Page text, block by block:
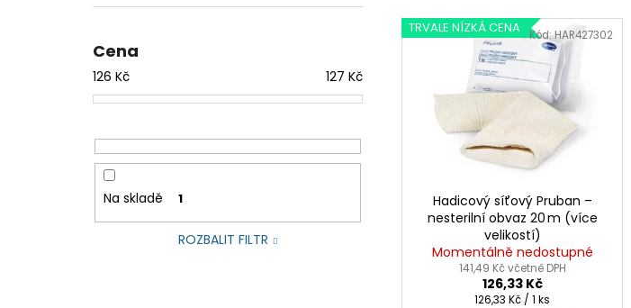
Cena
126 Kč 127 Kč
Na skladě 1
ROZBALIT FILTR
n
V
ýTRVALE NÍZKÁ CENA
Hadicový síťový Pruban –
nesterilní obvaz 20 m (více
velikostí)
Momentálně nedostupné
141,49 Kč včetně DPH
126,33 Kč
Měrná
126,33 Kč / 1 ks
Kód:HAR427302